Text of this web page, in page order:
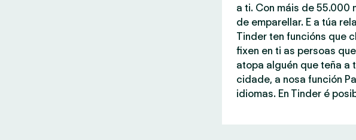
a ti. Con máis de 55.000
de emparellar. E a túa
Tinder ten funcións que
fixen en ti as persoas
atopa alguén que teña a
cidade, a nosa función
idiomas. En Tinder é